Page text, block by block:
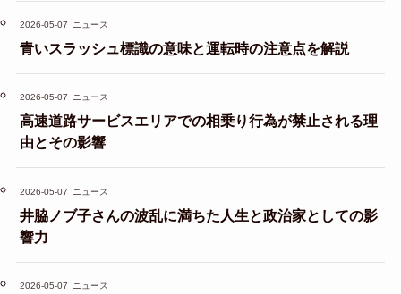
2026-05-07 ニュース
青いスラッシュ標識の意味と運転時の注意点を解説
2026-05-07 ニュース
高速道路サービスエリアでの相乗り行為が禁止される理
由とその影響
2026-05-07 ニュース
井脇ノブ子さんの波乱に満ちた人生と政治家としての影
響力
2026-05-07 ニュース